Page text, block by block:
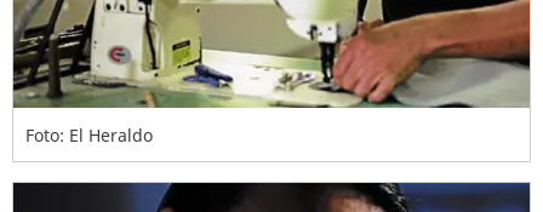
Foto: El Heraldo